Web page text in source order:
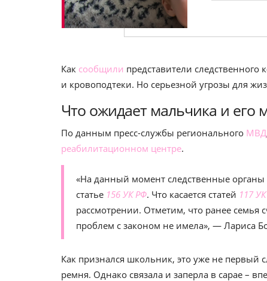
Как сообщили представители
и кровоподтеки. Но серьезной угрозы для
Что ожидает мальчика и его
По данным пресс-службы регионального МВД
реабилитационном центре.
«На данный момент следственные
статье 156 УК РФ. Что касается статей 117
рассмотрении. Отметим, что ранее семья
проблем с законом не имела», — Лариса
Как признался школьник, это уже не первый
ремня. Однако связала и заперла в сарае –